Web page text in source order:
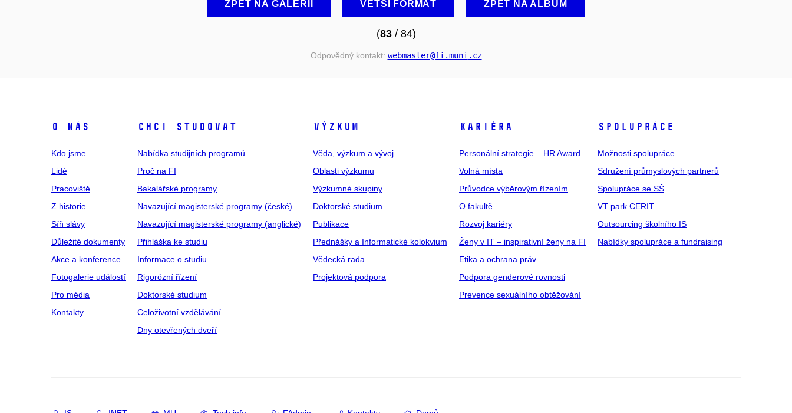
ZPĚT NA GALERII VĚTŠÍ FORMÁT ZPĚT NA ALBUM
(83/ 84)
Odpovědný kontakt: webmaster@fi .muni .cz
O NÁS
Kdo jsme
Lidé
Pracoviště
Z historie
Síň slávy
Důležité dokumenty
Akce a konference
Fotogalerie událostí
Pro média
Kontakty
CHCI STUDOVAT
Nabídka studijních programů
Proč na FI
Bakalářské programy
Navazující magisterské programy (české)
Navazující magisterské programy (anglické)
Přihláška ke studiu
Informace o studiu
Rigorózní řízení
Doktorské studium
Celoživotní vzdělávání
Dny otevřených dveří
VÝZKUM
Věda, výzkum a vývoj
Oblasti výzkumu
Výzkumné skupiny
Doktorské studium
Publikace
Přednášky a Informatické kolokvium
Vědecká rada
Projektová podpora
KARIÉRA
Personální strategie – HR Award
Volná místa
Průvodce výběrovým řízením
O fakultě
Rozvoj kariéry
Ženy v IT – inspirativní ženy na FI
Etika a ochrana práv
Podpora genderové rovnosti
Prevence sexuálního obtěžování
SPOLUPRÁCE
Možnosti spolupráce
Sdružení průmyslových partnerů
Spolupráce se SŠ
VT park CERIT
Outsourcing školního IS
Nabídky spolupráce a fundraising